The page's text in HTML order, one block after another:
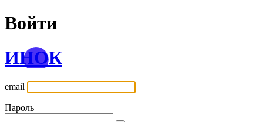
Войти
ИНОК
email
Пароль